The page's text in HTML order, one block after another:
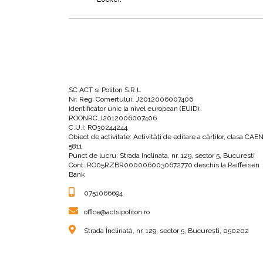
și de ce sunt ele
• Ce înseamnă să fii un individ ,
• Care esterolul rațiuniiîn atingerea
• Ce înseamnă
și
umană.
• Ce esteproductivitatea indivizilor și cum
ar trebui să te uiți dacă nu ești mulțumit de
SC ACT si Politon S.R.L
Nr. Reg. Comertului: J2012006007406
Identificator unic la nivel european (EUID):
ROONRC.J2012006007406
C.U.I: RO30244244
Obiect de activitate: Activităţi de editare a cărţilor, clasa CAEN
5811
Punct de lucru: Strada Inclinata, nr. 129, sector 5, Bucuresti
Cont: RO05RZBR0000060030672770 deschis la Raiffeisen
Bank
0751066694
office@actsipoliton.ro
Strada Înclinată, nr. 129, sector 5, București, 050202